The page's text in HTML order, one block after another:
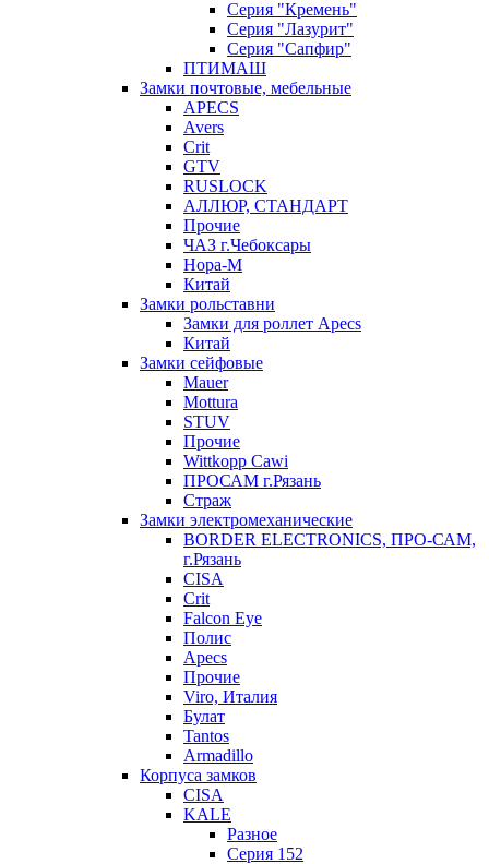
Серия "Кремень"
Серия "Лазурит"
Серия "Сапфир"
ПТИМАШ
Замки почтовые, мебельные
APECS
Avers
Crit
GTV
RUSLOCK
АЛЛЮР, СТАНДАРТ
Прочие
ЧАЗ г.Чебоксары
Нора-М
Китай
Замки рольставни
Замки для роллет Apecs
Китай
Замки сейфовые
Mauer
Mottura
STUV
Прочие
Wittkopp Cawi
ПРОСАМ г.Рязань
Страж
Замки электромеханические
BORDER ELECTRONICS, ПРО-САМ,
г.Рязань
CISA
Crit
Falcon Eye
Полис
Apecs
Прочие
Viro, Италия
Булат
Tantos
Armadillo
Корпуса замков
CISA
KALE
Разное
Серия 152